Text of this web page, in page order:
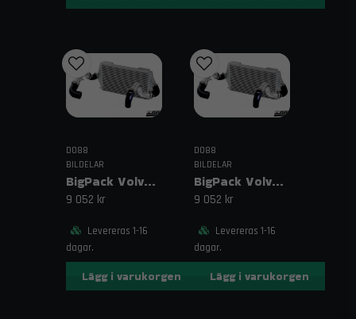
vi dig gärna. Vi erbjuder fri frakt på beställningar över
Relaterade sökord
slangklämmepaket, slangklämmor W4, kit127
slangklämmor, rostfri slangklämma, monteringskit
slangar
DO88
BILDELAR
BigPack Volvo 740/940 Turbo (92–98) Svart – 63 mm spjällhus
9 052 kr
Levereras 1-16
dagar.
Lägg i varukorgen
DO88
BILDELAR
BigPack Volvo 740/940 Turbo (92–98) Svart – 76 mm spjällhus
9 052 kr
Levereras 1-16
dagar.
Lägg i varukorgen